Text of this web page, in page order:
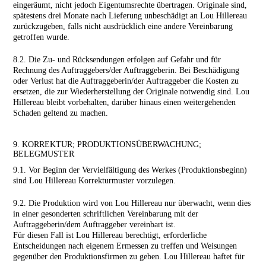
eingeräumt, nicht jedoch Eigentumsrechte übertragen. Originale sind,
spätestens drei Monate nach Lieferung unbeschädigt an Lou Hillereau
zurückzugeben, falls nicht ausdrücklich eine andere Vereinbarung
getroffen wurde.
8.2. Die Zu- und Rücksendungen erfolgen auf Gefahr und für
Rechnung des Auftraggebers/der Auftraggeberin. Bei Beschädigung
oder Verlust hat die Auftraggeberin/der Auftraggeber die Kosten zu
ersetzen, die zur Wiederherstellung der Originale notwendig sind. Lou
Hillereau bleibt vorbehalten, darüber hinaus einen weitergehenden
Schaden geltend zu machen.
9. KORREKTUR; PRODUKTIONSÜBERWACHUNG;
BELEGMUSTER
9.1. Vor Beginn der Vervielfältigung des Werkes (Produktionsbeginn)
sind Lou Hillereau Korrekturmuster vorzulegen.
9.2. Die Produktion wird von Lou Hillereau nur überwacht, wenn dies
in einer gesonderten schriftlichen Vereinbarung mit der
Auftraggeberin/dem Auftraggeber vereinbart ist.
Für diesen Fall ist Lou Hillereau berechtigt, erforderliche
Entscheidungen nach eigenem Ermessen zu treffen und Weisungen
gegenüber den Produktionsfirmen zu geben. Lou Hillereau haftet für